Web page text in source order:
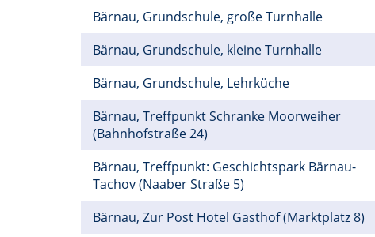
Bärnau, Grundschule, große Turnhalle
Bärnau, Grundschule, kleine Turnhalle
Bärnau, Grundschule, Lehrküche
Bärnau, Treffpunkt Schranke Moorweiher
(Bahnhofstraße 24)
Bärnau, Treffpunkt: Geschichtspark Bärnau-
Tachov (Naaber Straße 5)
Bärnau, Zur Post Hotel Gasthof (Marktplatz 8)